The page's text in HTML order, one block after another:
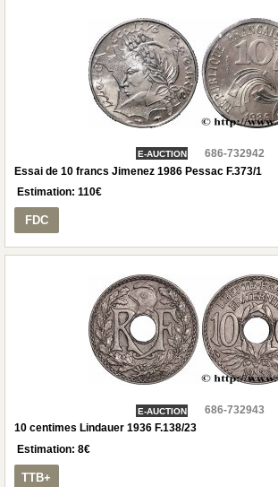
E-AUCTION
686-732942
Essai de 10 francs Jimenez 1986 Pessac F.373/1
Estimation: 110€
FDC
E-AUCTION
686-732943
10 centimes Lindauer 1936 F.138/23
Estimation: 8€
TTB+